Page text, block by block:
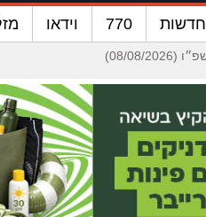
חדשות 770 וידאו
2026)